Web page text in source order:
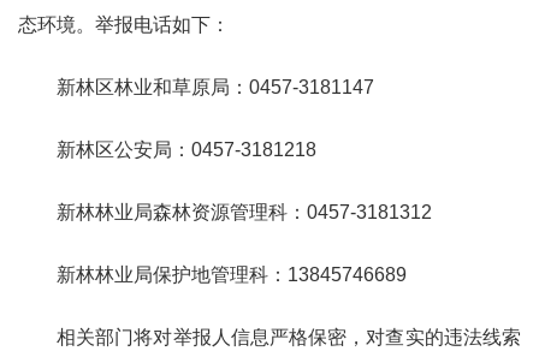
态环境。举报电话如下：
新林区林业和草原局 ： 0457-3181147
新林区公安局： 0457-3181218
新林林业局森林资源管理科： 0457-3181312
新林林业局保护地管理科： 13845746689
相关部门将对举报人信息严格保密，对查实的违法线索